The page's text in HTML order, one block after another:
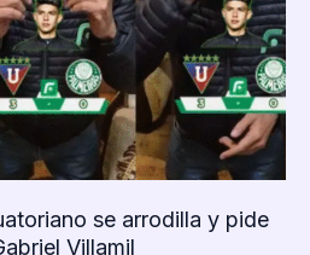
se arrodilla y pide
Villamil